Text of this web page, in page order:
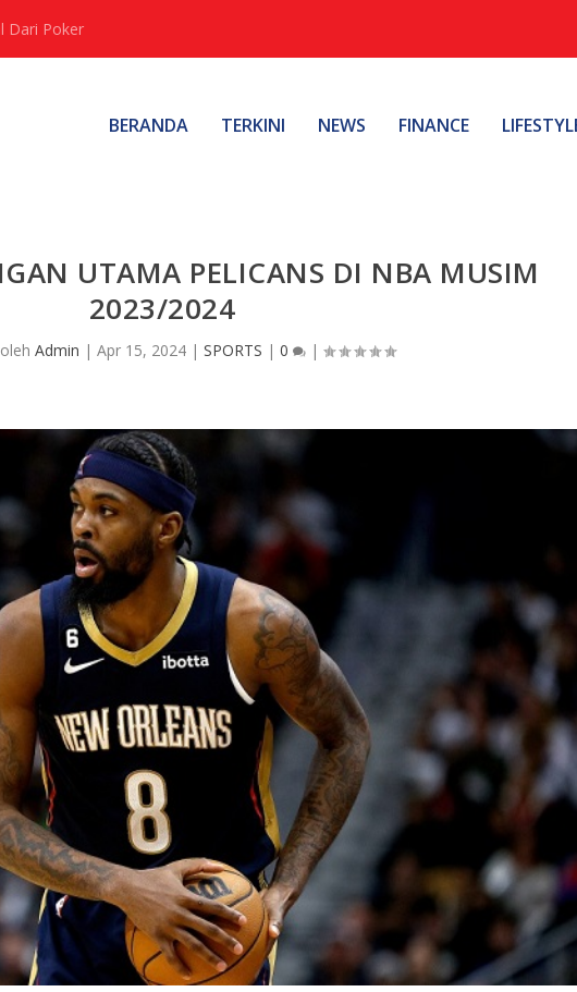
Dari Poker
BERANDA TERKINI NEWS FINANCE
UTAMA PELICANS DI NBA MUSIM
2023/2024
olehAdmin |Apr 15, 2024 |SPORTS |0 |